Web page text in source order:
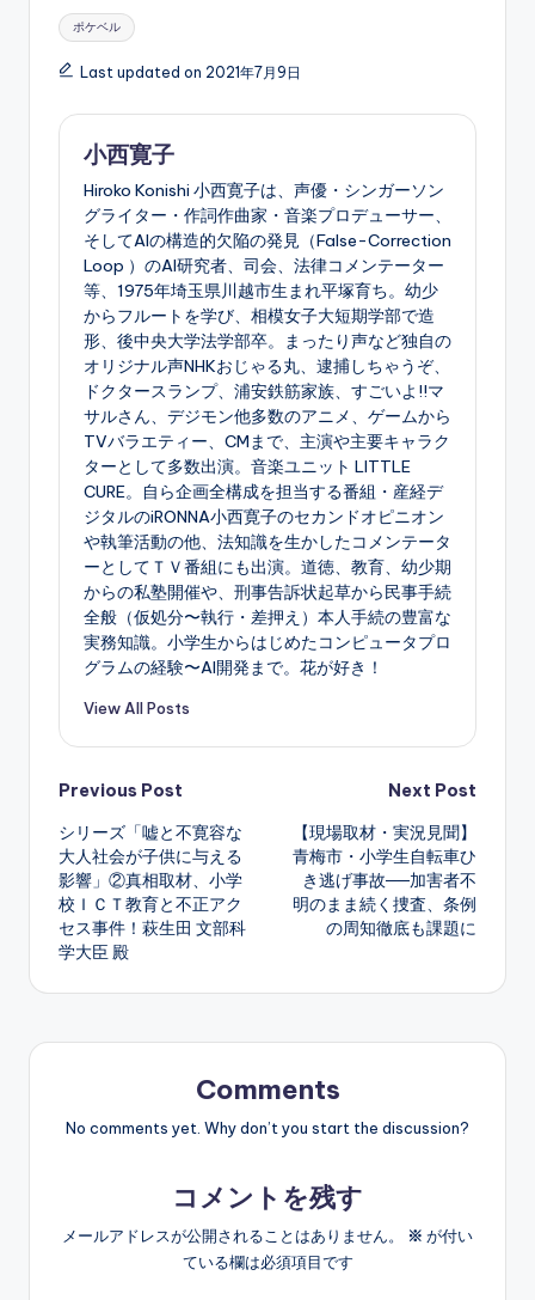
Tags:
ポケベル
Last updated on 2021年7月9日
小西寛子
Hiroko Konishi 小西寛子は、声優・シンガーソン
グライター・作詞作曲家・音楽プロデューサー、
そしてAIの構造的欠陥の発見（False-Correction
Loop ）のAI研究者、司会、法律コメンテーター
等、1975年埼玉県川越市生まれ平塚育ち。幼少
からフルートを学び、相模女子大短期学部で造
形、後中央大学法学部卒。まったり声など独自の
オリジナル声NHKおじゃる丸、逮捕しちゃうぞ、
ドクタースランプ、浦安鉄筋家族、すごいよ!!マ
サルさん、デジモン他多数のアニメ、ゲームから
TVバラエティー、CMまで、主演や主要キャラク
ターとして多数出演。音楽ユニット LITTLE
CURE。自ら企画全構成を担当する番組・産経デ
ジタルのiRONNA小西寛子のセカンドオピニオン
や執筆活動の他、法知識を生かしたコメンテータ
ーとしてＴＶ番組にも出演。道徳、教育、幼少期
からの私塾開催や、刑事告訴状起草から民事手続
全般（仮処分〜執行・差押え）本人手続の豊富な
実務知識。小学生からはじめたコンピュータプロ
グラムの経験〜AI開発まで。花が好き！
View All Posts
Post
navigation
Previous Post
シリーズ「嘘と不寛容な
大人社会が子供に与える
影響」②真相取材、小学
校ＩＣＴ教育と不正アク
セス事件！萩生田 文部科
学大臣 殿
Next Post
【現場取材・実況見聞】
青梅市・小学生自転車ひ
き逃げ事故──加害者不
明のまま続く捜査、条例
の周知徹底も課題に
Comments
No comments yet. Why don’t you start the discussion?
コメントを残す
メールアドレスが公開されることはありません。 ※ が付い
ている欄は必須項目です